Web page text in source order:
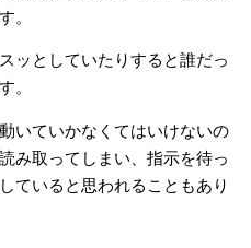
。
ッとしていたりすると誰だっ
。
いていかなくてはいけないの
み取ってしまい、指示を待っ
ていると思われることもあり